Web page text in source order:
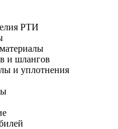
РТИ
и шлангов
и уплотнения